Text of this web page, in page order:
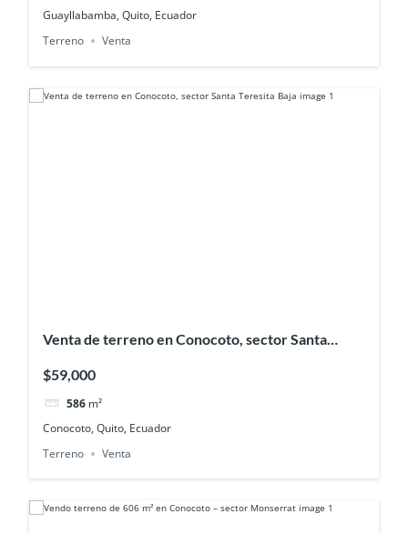
Guayllabamba, Quito, Ecuador
Terreno
Venta
Venta de terreno en Conocoto, sector Santa
$59,000
586 m²
Conocoto, Quito, Ecuador
Terreno
Venta